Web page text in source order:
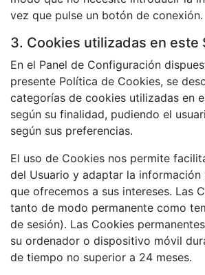
vez que pulse un botón de conexión.
3. Cookies utilizadas en este
En el Panel de Configuración
presente Política de Cookies, se
categorías de cookies utilizadas en
según su finalidad, pudiendo el
según sus preferencias.
El uso de Cookies nos permite
del Usuario y adaptar la
que ofrecemos a sus intereses. Las
tanto de modo permanente como
de sesión). Las Cookies
su ordenador o dispositivo móvil
de tiempo no superior a 24 meses.